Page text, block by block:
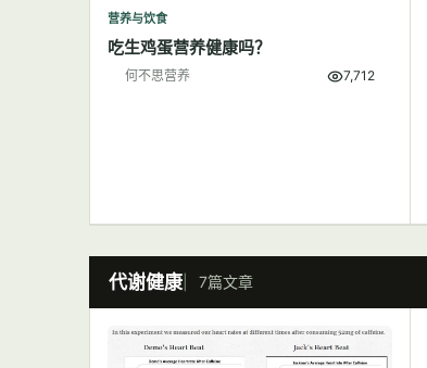
营养与饮食
吃生鸡蛋营养健康吗？
何不思营养 7,712
代谢健康 7篇文章